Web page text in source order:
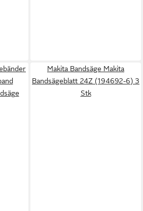
Makita Bandsäge Makita
Bandsägeblatt 24Z (194692-6) 3
Stk